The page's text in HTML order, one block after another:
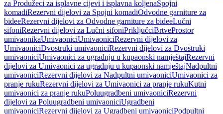
za Produžeci za isplavne cijevi i isplavna koljenaSpojni
komadiRezervni dijelovi za Spojni komadiOdvodne garniture za
bideeRezervni dijelovi za Odvodne garniture za bideeLučni
sifoniRezervni dijelovi za Lučni sifoniPriključciBrtveProstor
umivaonikaUmivaoniciUmivaoniciRezervni dijelovi za
UmivaoniciDvostruki umivaoniciRezervni dijelovi za Dvostruki
umivaoniciUmivaonici za ugradnju u kupaonski namještajRezervni
dijelovi za Umivaonici za ugradnju u kupaonski namještajNadpultni
umivaoniciRezervni dijelovi za Nadpultni umivaoniciUmivaonici za
pranje rukuRezervni dijelovi za Umivaonici za pranje rukuKutni
umivaonici za pranje rukuPoluugradbeni umivaoniciRezervni
dijelovi za Poluugradbeni umivaoniciUgradbeni
umivaoniciRezervni dijelovi za Ugradbeni umivaoniciPodpultni